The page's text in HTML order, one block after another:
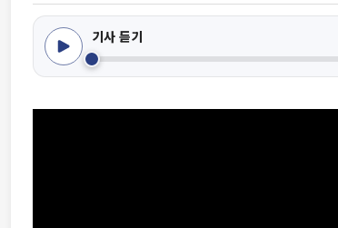
기사 듣기